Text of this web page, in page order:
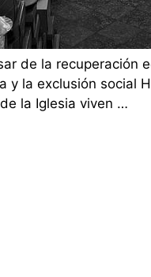
de la recuperación
y la exclusión social
la Iglesia viven …